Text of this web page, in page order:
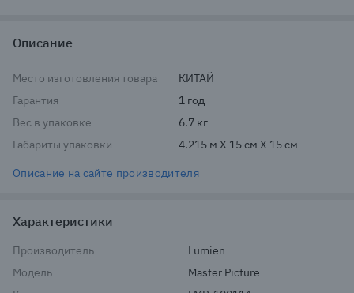
Описание
Место изготовления товара
КИТАЙ
Гарантия
1 год
Вес в упаковке
6.7 кг
Габариты упаковки
4.215 м X 15 см X 15 см
Описание на сайте производителя
Характеристики
Производитель
Lumien
Модель
Master Picture